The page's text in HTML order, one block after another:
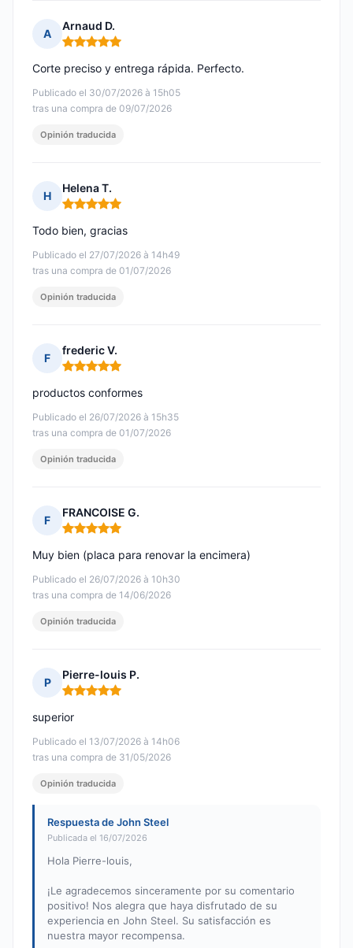
A
Arnaud D.
Nota: 5 de 5
Publicado el 30/07/2026 à 15h05
tras una compra de 09/07/2026
Corte preciso y entrega rápida. Perfecto.
Opinión traducida
H
Helena T.
Nota: 5 de 5
Publicado el 27/07/2026 à 14h49
tras una compra de 01/07/2026
Todo bien, gracias
Opinión traducida
F
frederic V.
Nota: 5 de 5
Publicado el 26/07/2026 à 15h35
tras una compra de 01/07/2026
productos conformes
Opinión traducida
F
FRANCOISE G.
Nota: 5 de 5
Publicado el 26/07/2026 à 10h30
tras una compra de 14/06/2026
Muy bien (placa para renovar la encimera)
Opinión traducida
P
Pierre-louis P.
Nota: 5 de 5
Publicado el 13/07/2026 à 14h06
tras una compra de 31/05/2026
superior
Opinión traducida
Respuesta de John Steel
Publicada el 16/07/2026
Hola Pierre-louis,
¡Le agradecemos sinceramente por su comentario
positivo! Nos alegra que haya disfrutado de su
experiencia en John Steel. Su satisfacción es
nuestra mayor recompensa.